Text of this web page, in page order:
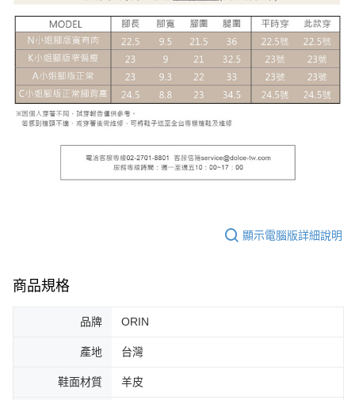
顯示電腦版詳細說明
商品規格
品牌 ORIN
產地 台灣
鞋面材質 羊皮